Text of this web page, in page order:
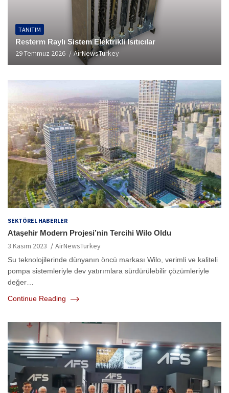
TANITIM
Resterm Raylı Sistem Elektrikli Isıtıcılar
29 Temmuz 2026 AirNewsTurkey
SEKTÖREL HABERLER
Ataşehir Modern Projesi’nin Tercihi Wilo Oldu
3 Kasım 2023 AirNewsTurkey
Su teknolojilerinde dünyanın öncü markası Wilo, verimli ve kaliteli
pompa sistemleriyle dev yatırımlara sürdürülebilir çözümleriyle
değer…
Continue Reading